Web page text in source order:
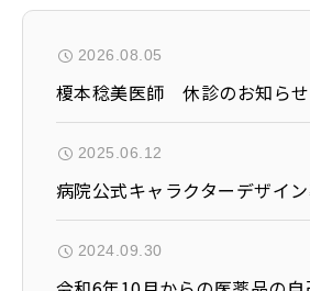
2026.08.05
榎本稔美医師 休診のお知らせ
2025.06.12
病院公式キャラクターデザイ
2024.09.30